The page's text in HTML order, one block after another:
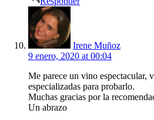
Irene Muñoz
9 enero, 2020 at 00:04
Me parece un vino espectacular,
especializadas para probarlo.
Muchas gracias por la
Un abrazo